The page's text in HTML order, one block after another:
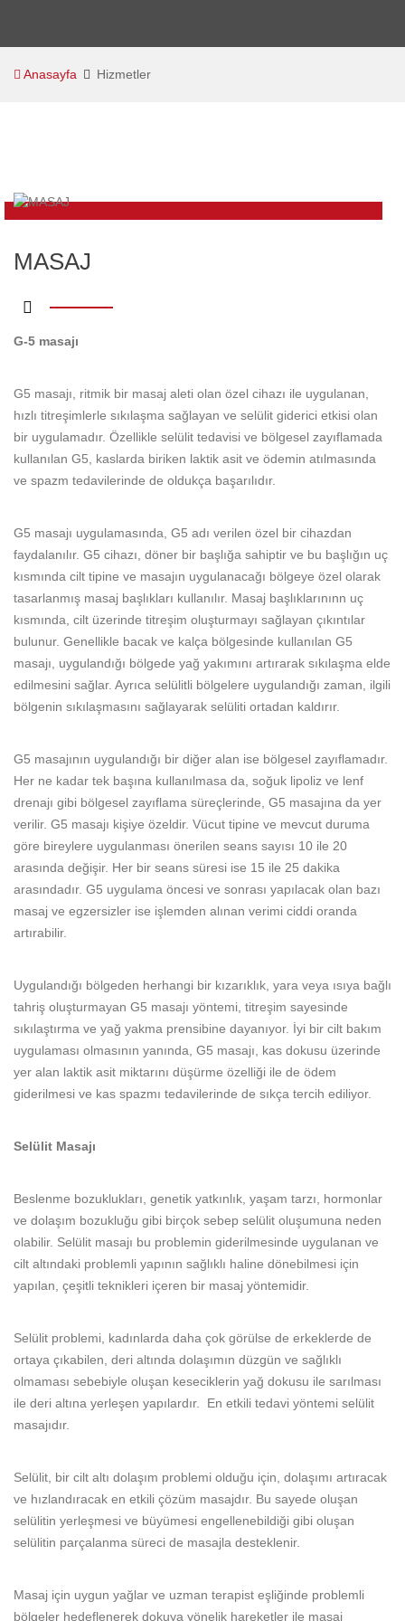
Anasayfa Hizmetler
MASAJ
G-5 masajı
G5 masajı, ritmik bir masaj aleti olan özel cihazı ile uygulanan,
hızlı titreşimlerle sıkılaşma sağlayan ve selülit giderici etkisi olan
bir uygulamadır. Özellikle selülit tedavisi ve bölgesel zayıflamada
kullanılan G5, kaslarda biriken laktik asit ve ödemin atılmasında
ve spazm tedavilerinde de oldukça başarılıdır.
G5 masajı uygulamasında, G5 adı verilen özel bir cihazdan
faydalanılır. G5 cihazı, döner bir başlığa sahiptir ve bu başlığın uç
kısmında cilt tipine ve masajın uygulanacağı bölgeye özel olarak
tasarlanmış masaj başlıkları kullanılır. Masaj başlıklarınınn uç
kısmında, cilt üzerinde titreşim oluşturmayı sağlayan çıkıntılar
bulunur. Genellikle bacak ve kalça bölgesinde kullanılan G5
masajı, uygulandığı bölgede yağ yakımını artırarak sıkılaşma elde
edilmesini sağlar. Ayrıca selülitli bölgelere uygulandığı zaman, ilgili
bölgenin sıkılaşmasını sağlayarak selüliti ortadan kaldırır.
G5 masajının uygulandığı bir diğer alan ise bölgesel zayıflamadır.
Her ne kadar tek başına kullanılmasa da, soğuk lipoliz ve lenf
drenajı gibi bölgesel zayıflama süreçlerinde, G5 masajına da yer
verilir. G5 masajı kişiye özeldir. Vücut tipine ve mevcut duruma
göre bireylere uygulanması önerilen seans sayısı 10 ile 20
arasında değişir. Her bir seans süresi ise 15 ile 25 dakika
arasındadır. G5 uygulama öncesi ve sonrası yapılacak olan bazı
masaj ve egzersizler ise işlemden alınan verimi ciddi oranda
artırabilir.
Uygulandığı bölgeden herhangi bir kızarıklık, yara veya ısıya bağlı
tahriş oluşturmayan G5 masajı yöntemi, titreşim sayesinde
sıkılaştırma ve yağ yakma prensibine dayanıyor. İyi bir cilt bakım
uygulaması olmasının yanında, G5 masajı, kas dokusu üzerinde
yer alan laktik asit miktarını düşürme özelliği ile de ödem
giderilmesi ve kas spazmı tedavilerinde de sıkça tercih ediliyor.
Selülit Masajı
Beslenme bozuklukları, genetik yatkınlık, yaşam tarzı, hormonlar
ve dolaşım bozukluğu gibi birçok sebep selülit oluşumuna neden
olabilir. Selülit masajı bu problemin giderilmesinde uygulanan ve
cilt altındaki problemli yapının sağlıklı haline dönebilmesi için
yapılan, çeşitli teknikleri içeren bir masaj yöntemidir.
Selülit problemi, kadınlarda daha çok görülse de erkeklerde de
ortaya çıkabilen, deri altında dolaşımın düzgün ve sağlıklı
olmaması sebebiyle oluşan keseciklerin yağ dokusu ile sarılması
ile deri altına yerleşen yapılardır. En etkili tedavi yöntemi selülit
masajıdır.
Selülit, bir cilt altı dolaşım problemi olduğu için, dolaşımı artıracak
ve hızlandıracak en etkili çözüm masajdır. Bu sayede oluşan
selülitin yerleşmesi ve büyümesi engellenebildiği gibi oluşan
selülitin parçalanma süreci de masajla desteklenir.
Masaj için uygun yağlar ve uzman terapist eşliğinde problemli
bölgeler hedeflenerek dokuya yönelik hareketler ile masaj